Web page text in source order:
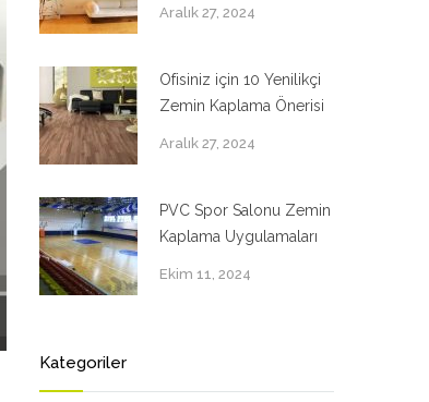
Aralık 27, 2024
Ofisiniz için 10 Yenilikçi
Zemin Kaplama Önerisi
Aralık 27, 2024
PVC Spor Salonu Zemin
Kaplama Uygulamaları
Ekim 11, 2024
Kategoriler